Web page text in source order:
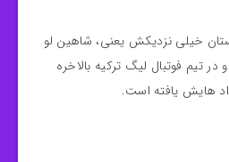
خیلی نزدیکش یعنی، شاهین لو
تیم فوتبال لیگ ترکیه بالاخره
هایش یافته است.